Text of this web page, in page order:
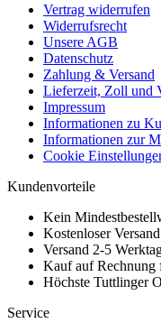
Vertrag widerrufen
Widerrufsrecht
Unsere AGB
Datenschutz
Zahlung & Versand
Lieferzeit, Zoll und
Impressum
Informationen zu
Informationen zur
Cookie
Kundenvorteile
Kein
Kostenloser
Versand 2-5
Kauf auf Rechnung
Höchste Tuttlinger
Service